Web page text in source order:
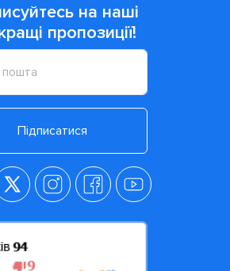
на наші
пропозиції!
Підписатися